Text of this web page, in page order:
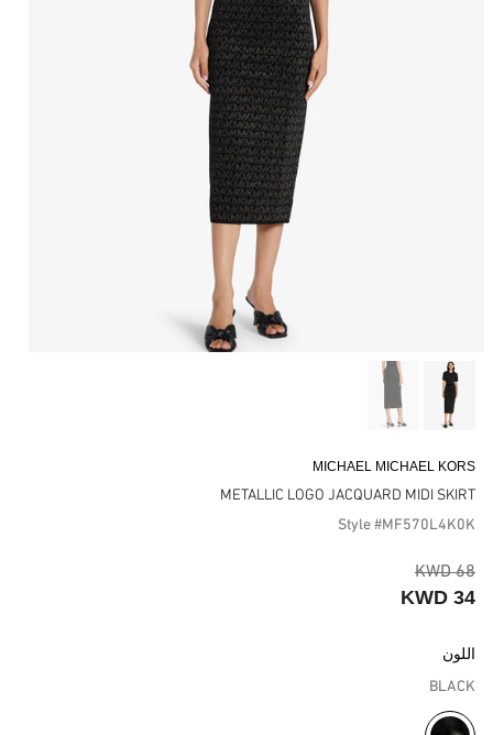
MICHAEL MICHAEL KORS
METALLIC LOGO JACQUARD MIDI SKIRT
Style #MF570L4K0K
68 KWD
34 KWD
اللون
BLACK